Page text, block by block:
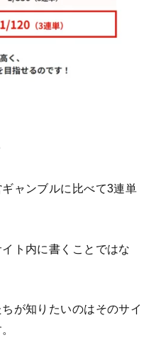
ャンブルに比べて3連単
ト内に書くことではな
が知りたいのはそのサイ